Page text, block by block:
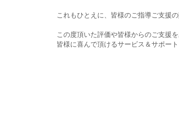
これもひとえに、皆様のご指導ご支援
この度頂いた評価や皆様からのご支援
皆様に喜んで頂けるサービス＆サポー